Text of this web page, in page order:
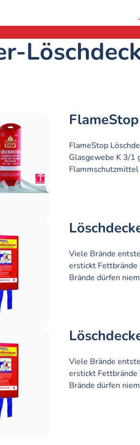
FlameStop
Glasgewebe K 3/1
Viele Brände
erstickt Fettbrände
Brände dürfen
Viele Brände
erstickt Fettbrände
Brände dürfen